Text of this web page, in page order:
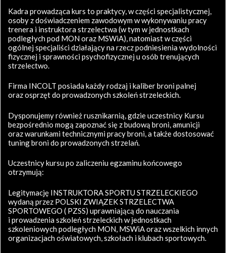
Kadra prowadząca kurs to praktycy, w części specjalistycznej,
osoby z doświadczeniem zawodowym w wykonywaniu pracy
trenera i instruktora strzelectwa (w tym w jednostkach
podległych pod MON oraz MSWiA), natomiast w części
ogólnej specjaliści działający na rzecz podniesienia wydolności
fizycznej i sprawności psychofizycznej u osób trenujących
strzelectwo.
Firma INCOLT posiada każdy rodzaj i kaliber broni palnej
oraz osprzęt do prowadzonych szkoleń strzeleckich.
Dysponujemy również rusznikarnią, gdzie uczestnicy Kursu
bezpośrednio mogą zapoznać się z budową broni, amunicji
oraz warunkami technicznymi pracy broni, a także dostosować
tuning broni do prowadzonych strzelań.
Uczestnicy kursu po zaliczeniu egzaminu końcowego
otrzymują:
Legitymację INSTRUKTORA SPORTU STRZELECKIEGO
wydaną przez POLSKI ZWIĄZEK STRZELECTWA
SPORTOWEGO ( PZSS) uprawniającą do nauczania
i prowadzenia szkoleń strzeleckich w jednostkach
szkoleniowych podległych MON, MSWiA oraz wszelkich innych
organizacjach oświatowych, szkołach i klubach sportowych.